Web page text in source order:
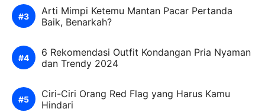
Arti Mimpi Ketemu Mantan Pacar Pertanda
Baik, Benarkah?
6 Rekomendasi Outfit Kondangan Pria Nyaman
dan Trendy 2024
Ciri-Ciri Orang Red Flag yang Harus Kamu
Hindari